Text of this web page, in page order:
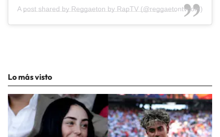
A post shared by Reggaeton by RapTV (@reggaetontvcom)
Lo más visto